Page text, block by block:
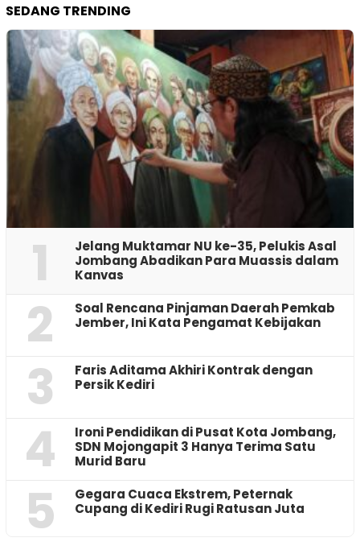
SEDANG TRENDING
1
Jelang Muktamar NU ke-35, Pelukis Asal
Jombang Abadikan Para Muassis dalam
Kanvas
2
‎Soal Rencana Pinjaman Daerah Pemkab
Jember, Ini Kata Pengamat Kebijakan ‎
3
Faris Aditama Akhiri Kontrak dengan
Persik Kediri
4
Ironi Pendidikan di Pusat Kota Jombang,
SDN Mojongapit 3 Hanya Terima Satu
Murid Baru
5
‎Gegara Cuaca Ekstrem, Peternak
Cupang di Kediri Rugi Ratusan Juta